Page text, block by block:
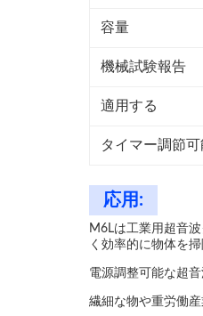
容量
機械試験報告
適用する
タイマー調節可
応用:
M6Lは工業用超音
く効率的に物体を
電源調整可能な超
繊細な物や重労働